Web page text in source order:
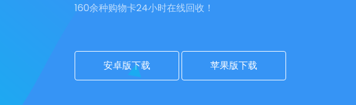
160余种购物卡24小时在线回收！
安卓版下载 苹果版下载